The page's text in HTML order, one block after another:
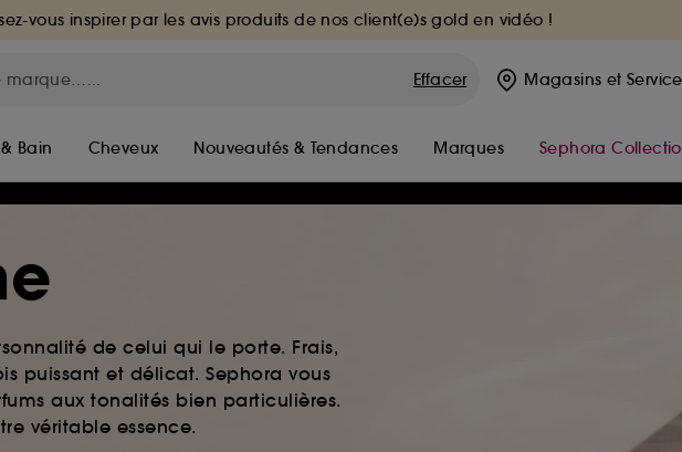
vous inspirer par les avis produits de nos client(e)s gold en vidéo !
Effacer Magasins et
Bain Cheveux Nouveautés & Tendances Marques Sephora
de celui qui le porte. Frais,
puissant et délicat. Sephora vous
aux tonalités bien particulières.
véritable essence.